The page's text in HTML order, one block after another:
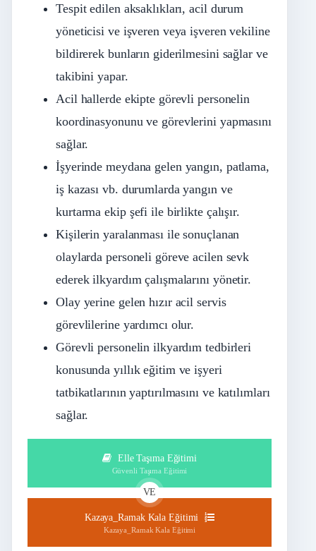
Tespit edilen aksaklıkları, acil durum
yöneticisi ve işveren veya işveren vekiline
bildirerek bunların giderilmesini sağlar ve
takibini yapar.
Acil hallerde ekipte görevli personelin
koordinasyonunu ve görevlerini yapmasını
sağlar.
İşyerinde meydana gelen yangın, patlama,
iş kazası vb. durumlarda yangın ve
kurtarma ekip şefi ile birlikte çalışır.
Kişilerin yaralanması ile sonuçlanan
olaylarda personeli göreve acilen sevk
ederek ilkyardım çalışmalarını yönetir.
Olay yerine gelen hızır acil servis
görevlilerine yardımcı olur.
Görevli personelin ilkyardım tedbirleri
konusunda yıllık eğitim ve işyeri
tatbikatlarının yaptırılmasını ve katılımları
sağlar.
Elle Taşıma Eğitimi
Güvenli Taşıma Eğitimi
VE
Kazaya_Ramak Kala Eğitimi
Kazaya_Ramak Kala Eğitimi